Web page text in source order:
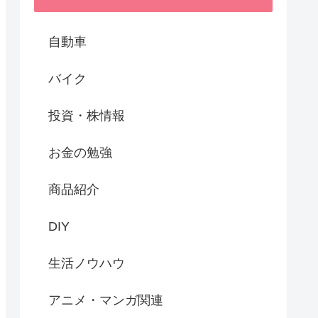
自動車
バイク
投資・株情報
お金の勉強
商品紹介
DIY
生活ノウハウ
アニメ・マンガ関連